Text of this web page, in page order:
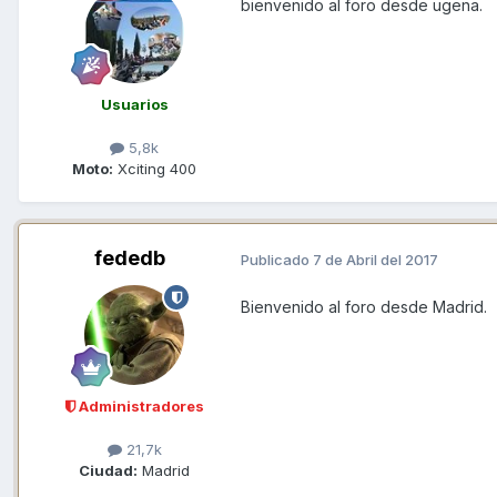
Usuarios
5,8k
Moto: Xciting 400
bienvenido al foro desde ugena.
fededb
Administradores
21,7k
Ciudad: Madrid
Publicado 7 de Abril del 2017
Bienvenido al foro desde Madrid.